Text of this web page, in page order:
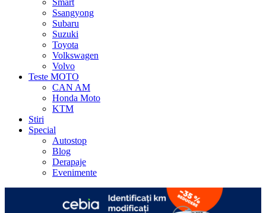
Smart
Ssangyong
Subaru
Suzuki
Toyota
Volkswagen
Volvo
Teste MOTO
CAN AM
Honda Moto
KTM
Stiri
Special
Autostop
Blog
Derapaje
Evenimente